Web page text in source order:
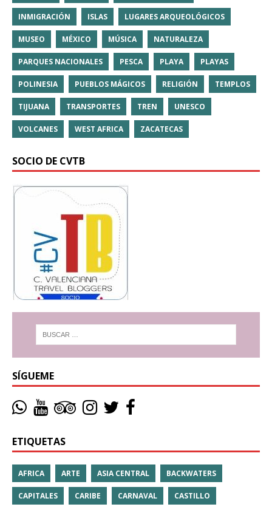
INMIGRACIÓN ISLAS LUGARES ARQUEOLÓGICOS
MUSEO MÉXICO MÚSICA NATURALEZA
PARQUES NACIONALES PESCA PLAYA PLAYAS
POLINESIA PUEBLOS MÁGICOS RELIGIÓN TEMPLOS
TIJUANA TRANSPORTES TREN UNESCO
VOLCANES WEST AFRICA ZACATECAS
SOCIO DE CVTB
SÍGUEME
ETIQUETAS
AFRICA ARTE ASIA CENTRAL BACKWATERS
CAPITALES CARIBE CARNAVAL CASTILLO